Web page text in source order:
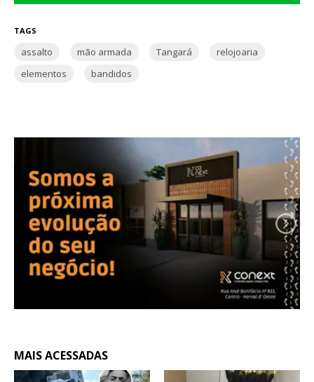
TAGS
assalto mão armada Tangará
relojoaria
elementos
bandidos
MAIS ACESSADAS